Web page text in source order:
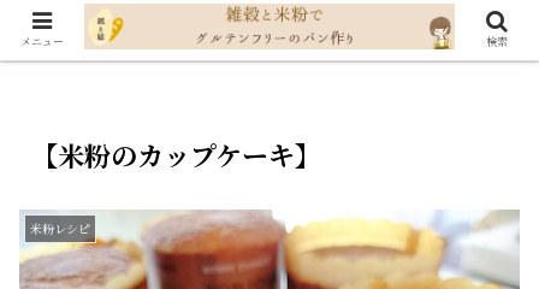
【米粉のカップケーキ】
米粉レシピ
メニュー 検索